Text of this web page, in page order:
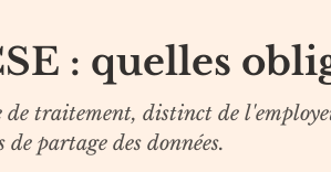
: quelles
de traitement, distinct de
partage des données.